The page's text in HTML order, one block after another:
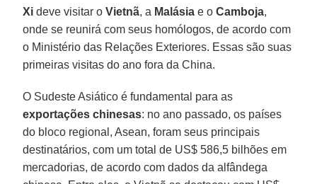
Xi deve visitar oVietnã, a Malásia e oCamboja,
onde se reunirá com seus homólogos, de acordo com
o Ministério das Relações Exteriores. Essas são suas
primeiras visitas do ano fora da China.
O Sudeste Asiático é fundamental para as
exportações chinesas: no ano passado, os países
do bloco regional, Asean, foram seus principais
destinatários, com um total de US$ 586,5 bilhões em
mercadorias, de acordo com dados da alfândega